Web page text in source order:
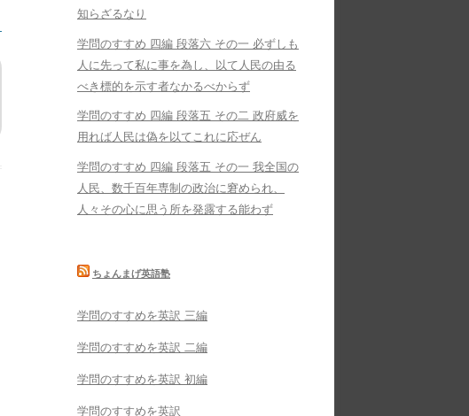
知らざるなり
学問のすすめ 四編 段落六 その一 必ずしも
人に先って私に事を為し、以て人民の由る
べき標的を示す者なかるべからず
学問のすすめ 四編 段落五 その二 政府威を
用れば人民は偽を以てこれに応ぜん
学問のすすめ 四編 段落五 その一 我全国の
人民、数千百年専制の政治に窘められ、
人々その心に思う所を発露する能わず
ちょんまげ英語塾
学問のすすめを英訳 三編
学問のすすめを英訳 二編
学問のすすめを英訳 初編
学問のすすめを英訳